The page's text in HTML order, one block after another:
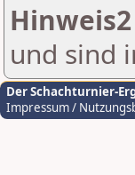
Hinweis2
und sind
Der Schachturnier-
Impressum /